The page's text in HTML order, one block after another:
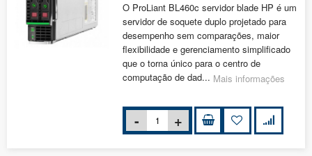
O ProLiant BL460c servidor blade HP é um
servidor de soquete duplo projetado para
desempenho sem comparações, maior
flexibilidade e gerenciamento simplificado
que o torna único para o centro de
computação de dad... Mais informações